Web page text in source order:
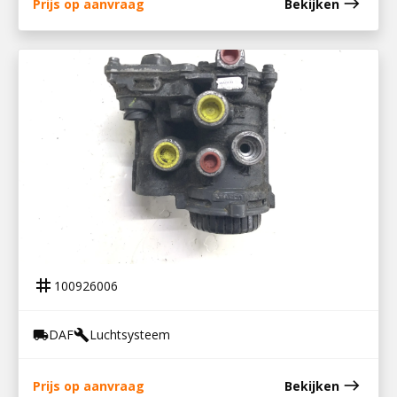
Prijs op aanvraag Bekijken east
100926006
VOORASMODULATOR DAF
tag 100926006
local_shippingDAFbuildLuchtsysteem
Prijs op aanvraag Bekijken east